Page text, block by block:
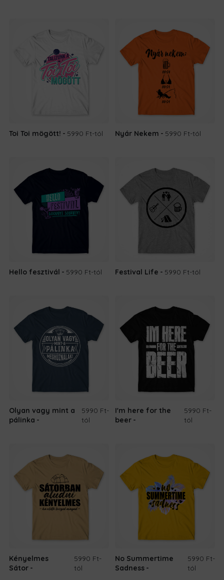
Toi Toi mögött! 5990 Ft-tól Nyár Nekem 5990 Ft-tól
Hello fesztivál 5990 Ft-tól Festival Life 5990 Ft-tól
Olyan vagy mint a
pálinka
5990 Ft-
tól
I'm here for the
beer
5990 Ft-
tól
Kényelmes
Sátor
5990 Ft-
tól
No Summertime
Sadness
5990 Ft-
tól